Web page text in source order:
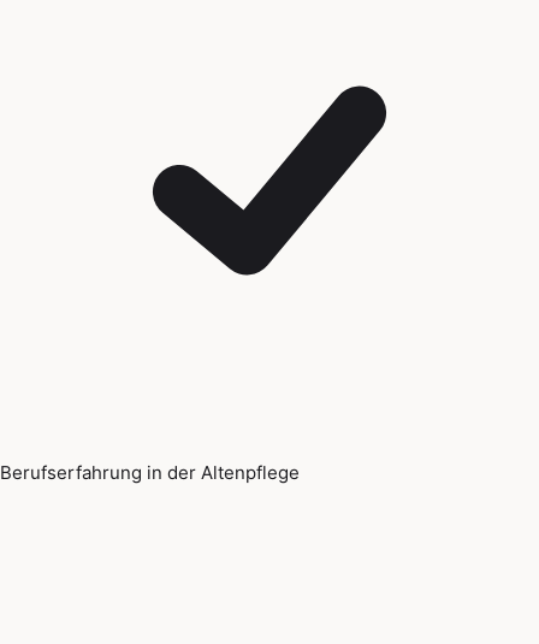
Berufserfahrung in der Altenpflege